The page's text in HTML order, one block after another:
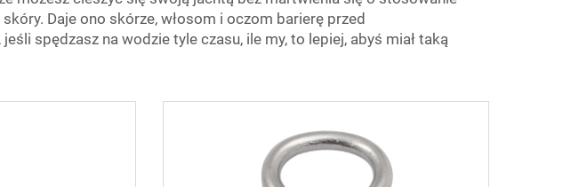
Daje ono skórze, włosom i oczom barierę przed
spędzasz na wodzie tyle czasu, ile my, to lepiej, abyś miał taką